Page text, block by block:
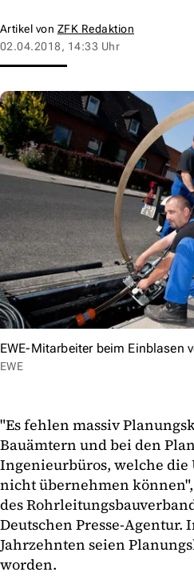
Artikel von ZFK Redaktion
02.04.2018, 14:33 Uhr
EWE-Mitarbeiter beim Einblasen
EWE
"Es fehlen massiv
Bauämtern und bei den
Ingenieurbüros, welche
nicht übernehmen
des
Deutschen Presse-Agentur.
Jahrzehnten seien
worden.